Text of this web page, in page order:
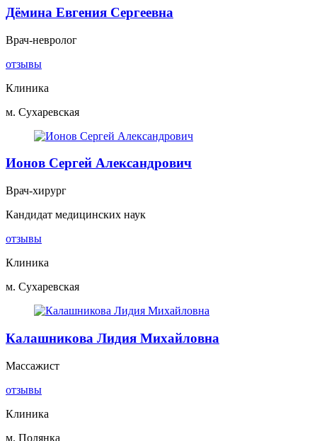
Дёмина Евгения Сергеевна
Врач-невролог
отзывы
Клиника
м. Сухаревская
Ионов Сергей Александрович
Врач-хирург
Кандидат медицинских наук
отзывы
Клиника
м. Сухаревская
Калашникова Лидия Михайловна
Массажист
отзывы
Клиника
м. Полянка